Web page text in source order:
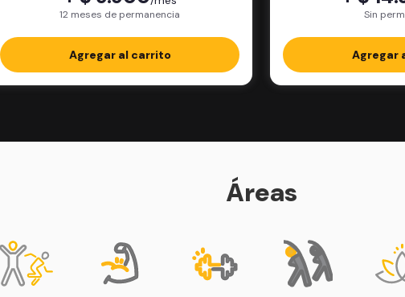
12 meses de permanencia
Agregar al carrito
Sin
Agregar
Áreas